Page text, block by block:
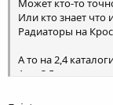
Может кто-то
Или кто знает что
Радиаторы на
А то на 2,4
А на 3,5 только